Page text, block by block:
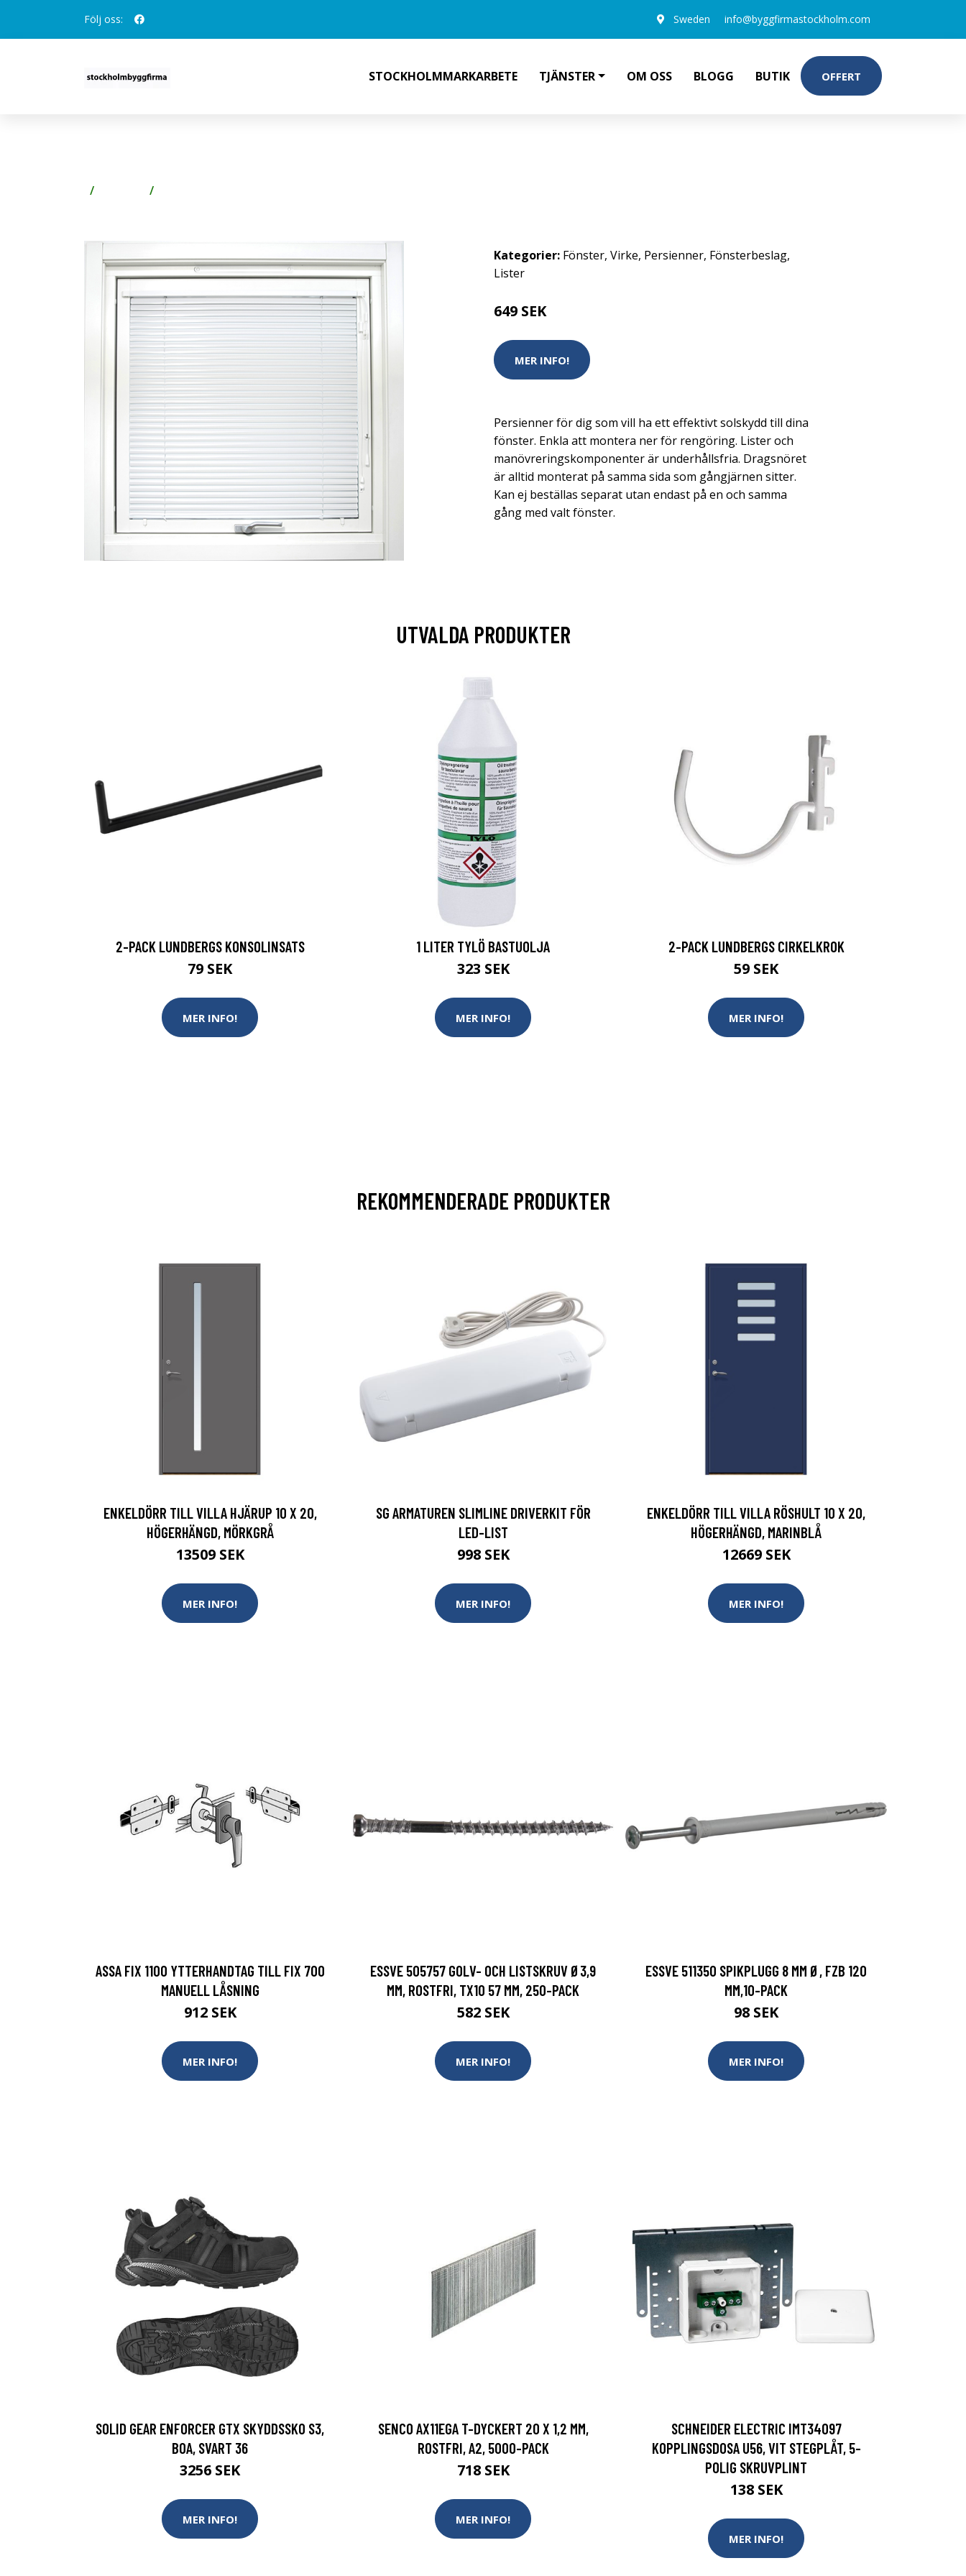
Följ oss: Sweden info@byggfirmastockholm.com
STOCKHOLMMARKARBETE TJÄNSTER OM OSS BLOGG BUTIK OFFERT
Kategorier: Fönster, Virke, Persienner, Fönsterbeslag,
Lister
649 SEK
MER INFO!
Persienner för dig som vill ha ett effektivt solskydd till dina
fönster. Enkla att montera ner för rengöring. Lister och
manövreringskomponenter är underhållsfria. Dragsnöret
är alltid monterat på samma sida som gångjärnen sitter.
Kan ej beställas separat utan endast på en och samma
gång med valt fönster.
UTVALDA PRODUKTER
2-PACK LUNDBERGS KONSOLINSATS
79 SEK
MER INFO!
1 LITER TYLÖ BASTUOLJA
323 SEK
MER INFO!
2-PACK LUNDBERGS CIRKELKROK
59 SEK
MER INFO!
REKOMMENDERADE PRODUKTER
ENKELDÖRR TILL VILLA HJÄRUP 10 X 20,
HÖGERHÄNGD, MÖRKGRÅ
13509 SEK
MER INFO!
SG ARMATUREN SLIMLINE DRIVERKIT FÖR
LED-LIST
998 SEK
MER INFO!
ENKELDÖRR TILL VILLA RÖSHULT 10 X 20,
HÖGERHÄNGD, MARINBLÅ
12669 SEK
MER INFO!
ASSA FIX 1100 YTTERHANDTAG TILL FIX 700
MANUELL LÅSNING
912 SEK
MER INFO!
ESSVE 505757 GOLV- OCH LISTSKRUV Ø3,9
MM, ROSTFRI, TX10 57 MM, 250-PACK
582 SEK
MER INFO!
ESSVE 511350 SPIKPLUGG 8 MM Ø, FZB 120
MM,10-PACK
98 SEK
MER INFO!
SOLID GEAR ENFORCER GTX SKYDDSSKO S3,
BOA, SVART 36
3256 SEK
MER INFO!
SENCO AX11EGA T-DYCKERT 20 X 1,2 MM,
ROSTFRI, A2, 5000-PACK
718 SEK
MER INFO!
SCHNEIDER ELECTRIC IMT34097
KOPPLINGSDOSA U56, VIT STEGPLÅT, 5-
POLIG SKRUVPLINT
138 SEK
MER INFO!